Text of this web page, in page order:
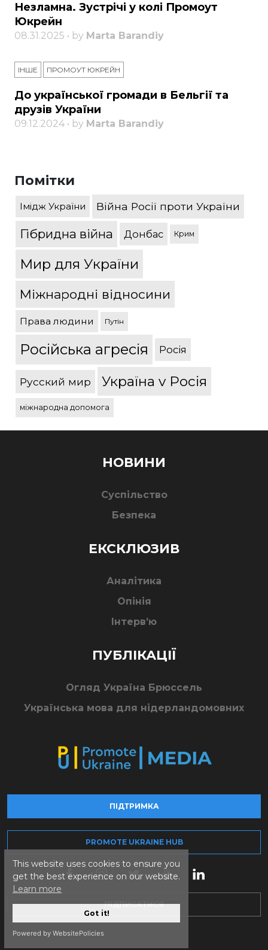
This website uses cookies to ensure you
get the best experience on our website.
Learn more
Got it!
Powered by WebsitePolicies
Незламна. Зустрічі у колі Промоут
Юкрейн
08.31.2025 • by Marta Barandiy
ІНШЕ ПРОМОУТ ЮКРЕЙН
До української громади в Бельгії та
друзів України
09.12.2024 • by Marta Barandiy
Помітки
Імідж України Війна Росії проти України
Гібридна війна Донбас Крим
Мир для України
Міжнародні відносини
Права людини Путін
Російська агресія Росія
Русский мир Україна v Росія
міжнародна допомога
НОВИНИ
Суспільство
Безпека
ЕКСКЛЮЗИВ
Аналітика
Опінія
Інтерв’ю
ПУБЛІКАЦІЇ
Огляд Україна Брюссель
Українська мова для нідерландомовних
ПІДТРИМКА
PROMOTE UKRAINE HUB
ПІДПИСАТИСЯ